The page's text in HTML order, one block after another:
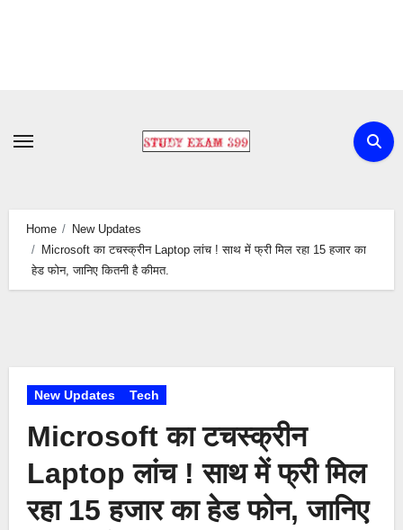
content
Home
New Updates
Microsoft का टचस्क्रीन Laptop लांच ! साथ में फ्री मिल रहा 15 हजार का
हेड फोन, जानिए कितनी है कीमत.
New Updates Tech
Microsoft का टचस्क्रीन
Laptop लांच ! साथ में फ्री मिल
रहा 15 हजार का हेड फोन, जानिए